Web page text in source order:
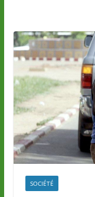
SOCIÉTÉ